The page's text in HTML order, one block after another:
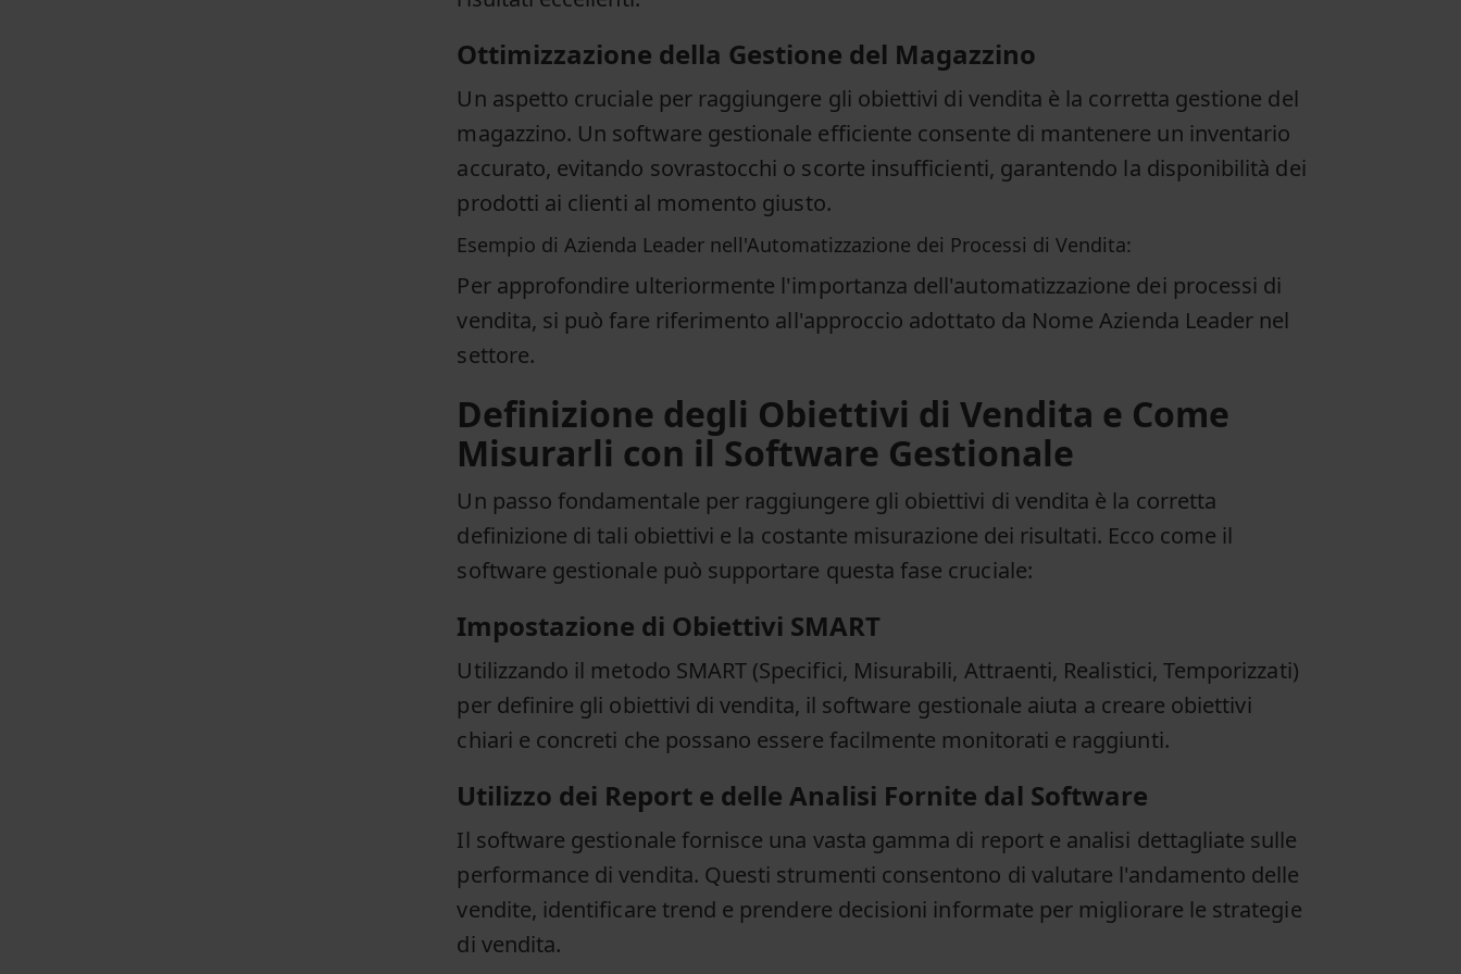
Ottimizzazione della Gestione del Magazzino
Un aspetto cruciale per raggiungere gli obiettivi di vendita è la corretta gestione del
magazzino. Un software gestionale efficiente consente di mantenere un inventario
accurato, evitando sovrastocchi o scorte insufficienti, garantendo la disponibilità dei
prodotti ai clienti al momento giusto.
Esempio di Azienda Leader nell'Automatizzazione dei Processi di Vendita:
Per approfondire ulteriormente l'importanza dell'automatizzazione dei processi di
vendita, si può fare riferimento all'approccio adottato da Nome Azienda Leader nel
settore.
Definizione degli Obiettivi di Vendita e Come
Misurarli con il Software Gestionale
Un passo fondamentale per raggiungere gli obiettivi di vendita è la corretta
definizione di tali obiettivi e la costante misurazione dei risultati. Ecco come il
software gestionale può supportare questa fase cruciale:
Impostazione di Obiettivi SMART
Utilizzando il metodo SMART (Specifici, Misurabili, Attraenti, Realistici, Temporizzati)
per definire gli obiettivi di vendita, il software gestionale aiuta a creare obiettivi
chiari e concreti che possano essere facilmente monitorati e raggiunti.
Utilizzo dei Report e delle Analisi Fornite dal Software
Il software gestionale fornisce una vasta gamma di report e analisi dettagliate sulle
performance di vendita. Questi strumenti consentono di valutare l'andamento delle
vendite, identificare trend e prendere decisioni informate per migliorare le strategie
di vendita.